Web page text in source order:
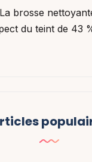
brosse
du teint de 43